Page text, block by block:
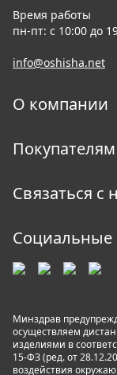
Время работы
пн-пт: с 10:00 до
info@oshisha.net
О компании
Покупателям
Социальные
Минздрав
осуществляем
изделиями в
15-ФЗ (ред. от
воздействия